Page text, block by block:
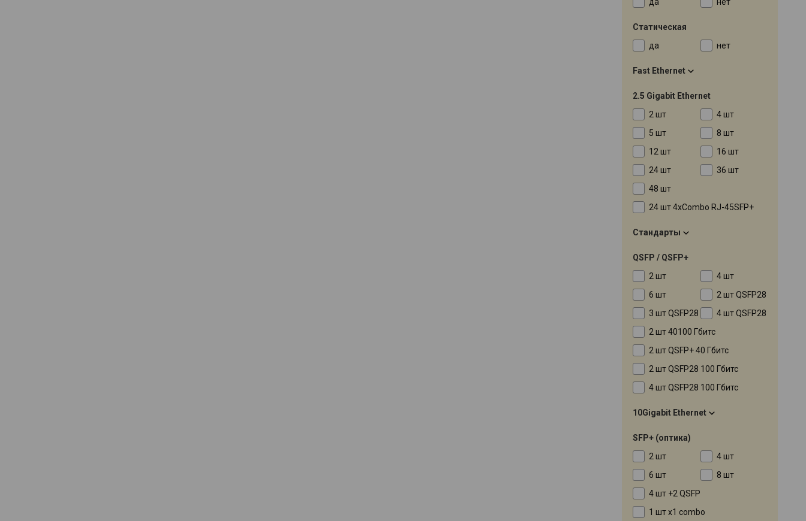
Статическая
да
нет
Fast Ethernet
2.5 Gigabit Ethernet
2 шт
4 шт
5 шт
8 шт
12 шт
16 шт
24 шт
36 шт
48 шт
24 шт 4хCombo RJ-45SFP+
Стандарты
QSFP / QSFP+
2 шт
4 шт
6 шт
2 шт QSFP28
3 шт QSFP28
4 шт QSFP28
2 шт 40100 Гбитс
2 шт QSFP+ 40 Гбитс
2 шт QSFP28 100 Гбитс
4 шт QSFP28 100 Гбитс
10Gigabit Ethernet
SFP+ (оптика)
2 шт
4 шт
6 шт
8 шт
4 шт +2 QSFP
1 шт x1 combo